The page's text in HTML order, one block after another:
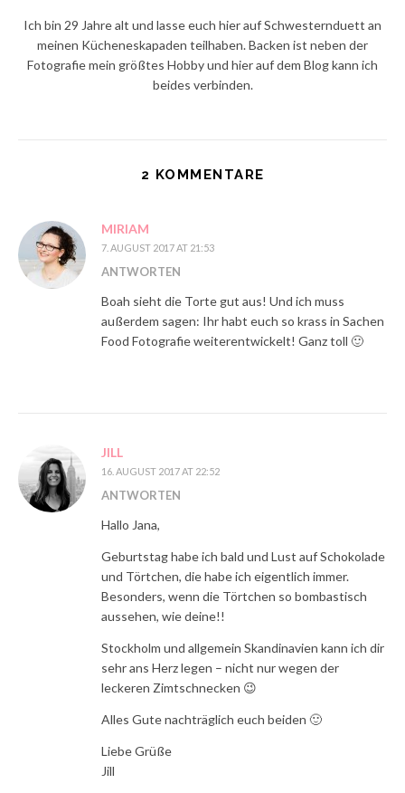
Ich bin 29 Jahre alt und lasse euch hier auf Schwesternduett an
meinen Kücheneskapaden teilhaben. Backen ist neben der
Fotografie mein größtes Hobby und hier auf dem Blog kann ich
beides verbinden.
2 KOMMENTARE
MIRIAM
7. AUGUST 2017 AT 21:53
ANTWORTEN
Boah sieht die Torte gut aus! Und ich muss
außerdem sagen: Ihr habt euch so krass in Sachen
Food Fotografie weiterentwickelt! Ganz toll 🙂
JILL
16. AUGUST 2017 AT 22:52
ANTWORTEN
Hallo Jana,
Geburtstag habe ich bald und Lust auf Schokolade
und Törtchen, die habe ich eigentlich immer.
Besonders, wenn die Törtchen so bombastisch
aussehen, wie deine!!
Stockholm und allgemein Skandinavien kann ich dir
sehr ans Herz legen – nicht nur wegen der
leckeren Zimtschnecken 😉
Alles Gute nachträglich euch beiden 🙂
Liebe Grüße
Jill